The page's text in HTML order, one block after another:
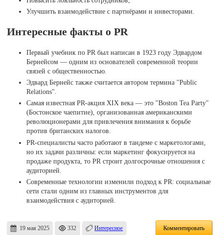
Улучшить взаимодействие с партнёрами и инвесторами.
Интересные факты о PR
Первый учебник по PR был написан в 1923 году Эдвардом
Бернейсом — одним из основателей современной теории
связей с общественностью.
Эдвард Бернейс также считается автором термина "Public
Relations".
Самая известная PR-акция XIX века — это "Boston Tea Party"
(Бостонское чаепитие), организованная американскими
революционерами для привлечения внимания к борьбе
против британских налогов.
PR-специалисты часто работают в тандеме с маркетологами,
но их задачи различны: если маркетинг фокусируется на
продаже продукта, то PR строит долгосрочные отношения с
аудиторией.
Современные технологии изменили подход к PR: социальные
сети стали одним из главных инструментов для
взаимодействия с аудиторией.
19 мая 2025 332 Интересное Комментировать